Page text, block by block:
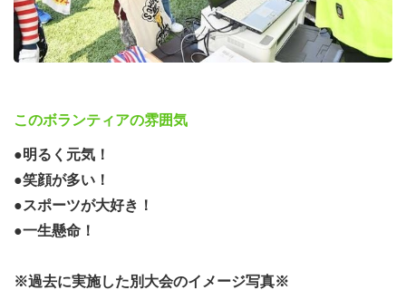
このボランティアの雰囲気
●明るく元気！
●笑顔が多い！
●スポーツが大好き！
●一生懸命！
※過去に実施した別大会のイメージ写真※